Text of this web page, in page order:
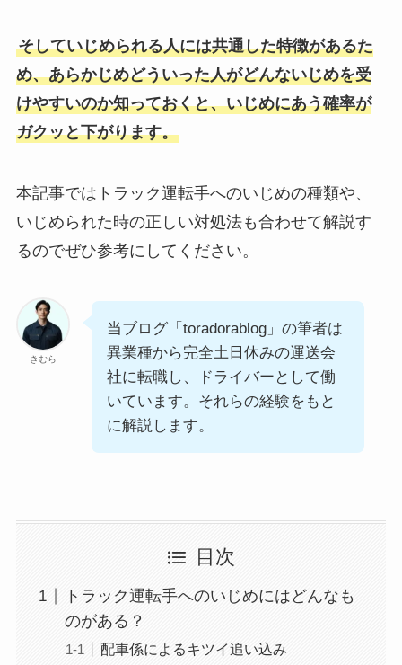
そしていじめられる人には共通した特徴があるた
め、あらかじめどういった人がどんないじめを受
けやすいのか知っておくと、いじめにあう確率が
ガクッと下がります。
本記事ではトラック運転手へのいじめの種類や、
いじめられた時の正しい対処法も合わせて解説す
るのでぜひ参考にしてください。
きむら
当ブログ「toradorablog」の筆者は
異業種から完全土日休みの運送会
社に転職し、ドライバーとして働
いています。それらの経験をもと
に解説します。
目次
トラック運転手へのいじめにはどんなも
のがある？
配車係によるキツイ追い込み